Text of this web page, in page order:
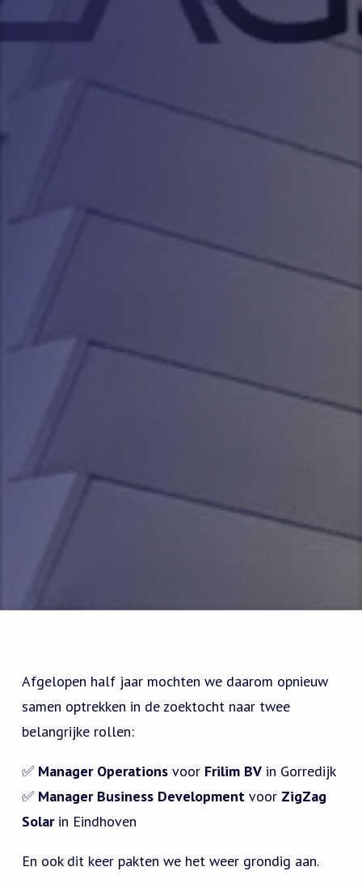
Afgelopen half jaar mochten we daarom opnieuw
samen optrekken in de zoektocht naar twee
belangrijke rollen:
✅ Manager Operations voor Frilim BV in Gorredijk
✅ Manager Business Development voor ZigZag
Solarin Eindhoven
En ook dit keer pakten we het weer grondig aan.